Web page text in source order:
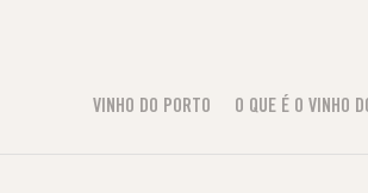
VINHO DO PORTO O QUE É O VINHO